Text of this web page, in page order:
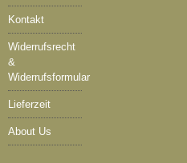
Kontakt
Widerrufsrecht
&
Widerrufsformular
Lieferzeit
About Us